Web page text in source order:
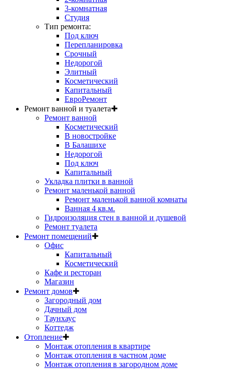
3-комнатная
Студия
Тип ремонта:
Под ключ
Перепланировка
Срочный
Недорогой
Элитный
Косметический
Капитальный
ЕвроРемонт
Ремонт ванной и туалета✚
Ремонт ванной
Косметический
В новостройке
В Балашихе
Недорогой
Под ключ
Капитальный
Укладка плитки в ванной
Ремонт маленькой ванной
Ремонт маленькой ванной комнаты
Ванная 4 кв.м.
Гидроизоляция стен в ванной и душевой
Ремонт туалета
Ремонт помещений✚
Офис
Капитальный
Косметический
Кафе и ресторан
Магазин
Ремонт домов✚
Загородный дом
Дачный дом
Таунхаус
Коттедж
Отопление✚
Монтаж отопления в квартире
Монтаж отопления в частном доме
Монтаж отопления в загородном доме